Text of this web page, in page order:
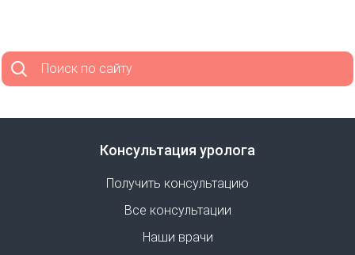
Поиск по сайту
Консультация уролога
Получить консультацию
Все консультации
Наши врачи